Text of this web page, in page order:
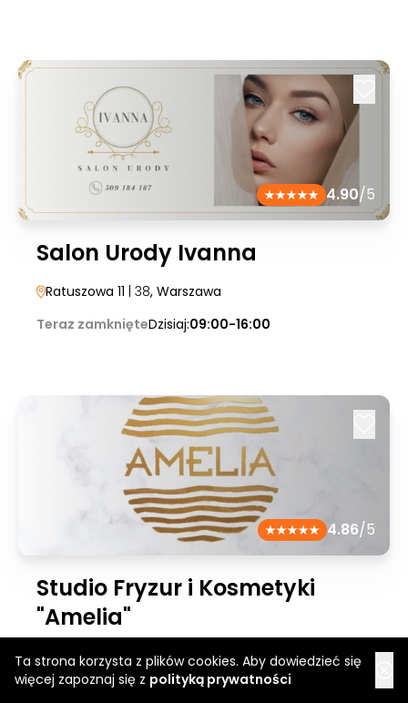
Ta strona korzysta z plików cookies. Aby dowiedzieć się
więcej zapoznaj się z polityką prywatności
4.90/5
Salon Urody Ivanna
Ratuszowa 11 | 38, Warszawa
Teraz zamknięteDzisiaj:09:00-16:00
4.86/5
Studio Fryzur i Kosmetyki
"Amelia"
AL. Legionow 12| pierwsze piętro, Łomża
Teraz zamknięte Dzisiaj:08:00-15:00